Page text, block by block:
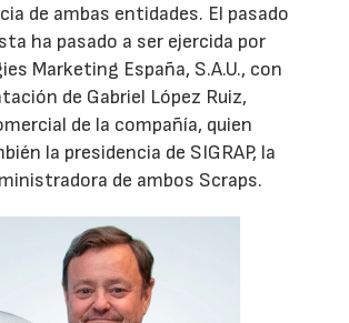
de ambas entidades. El pasado
ha pasado a ser ejercida por
Marketing España, S.A.U., con
de Gabriel López Ruiz,
de la compañía, quien
la presidencia de SIGRAP, la
de ambos Scraps.